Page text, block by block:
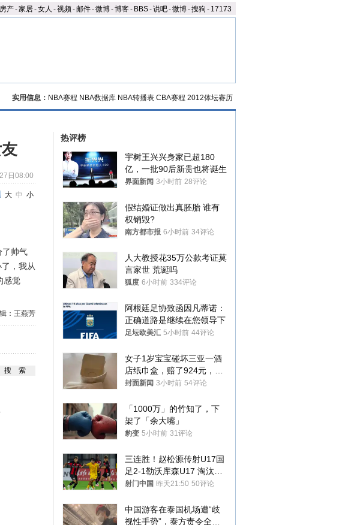
房产-家居-女人 -视频-邮件-微博-博客- BBS-说吧-微博-搜狗 - 17173
实用信息： NBA赛程 NBA数据库 NBA转播表 CBA赛程 2012体坛赛历
日08:00
大 中 小
帅气
，我从
感觉
：王燕芳
热评榜
宇树王兴兴身家已超180
亿，一批90后新贵也将诞生
界面新闻 3小时前 28评论
假结婚证做出真胚胎 谁有
权销毁?
南方都市报 6小时前 34评论
人大教授花35万公款考证莫
言家世 荒诞吗
狐度 6小时前 334评论
阿根廷足协致函因凡蒂诺：
正确道路是继续在您领导下
足坛欧美汇 5小时前 44评论
女子1岁宝宝碰坏三亚一酒
店纸巾盒，赔了924元，发
帖吐槽后酒店退还一半的
封面新闻 3小时前 54评论
「1000万」的竹知了，下
架了「余大嘴」
豹变 5小时前 31评论
三连胜！赵松源传射U17国
足2-1勒沃库森U17 淘汰赛
将战河床
射门中国 昨天21:50 50评论
中国游客在泰国机场遭“歧
视性手势”，泰方责令全面